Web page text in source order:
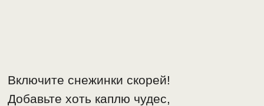
Включите снежинки скорей!
Добавьте хоть каплю чудес,